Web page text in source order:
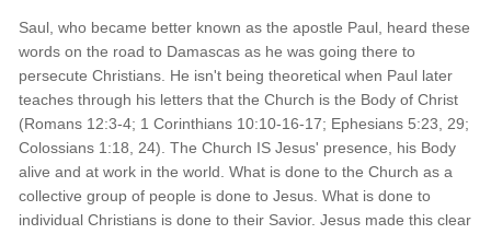
Saul, who became better known as the apostle Paul, heard these
words on the road to Damascas as he was going there to
persecute Christians. He isn't being theoretical when Paul later
teaches through his letters that the Church is the Body of Christ
(Romans 12:3-4; 1 Corinthians 10:10-16-17; Ephesians 5:23, 29;
Colossians 1:18, 24). The Church IS Jesus' presence, his Body
alive and at work in the world. What is done to the Church as a
collective group of people is done to Jesus. What is done to
individual Christians is done to their Savior. Jesus made this clear